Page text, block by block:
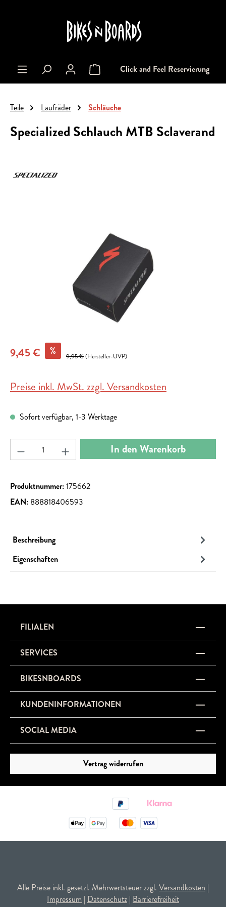
Warenkorb enthält 0 Positionen. Der
Click and Feel Reservierung
Teile Laufräder Schläuche
Specialized Schlauch MTB Sclaverand
9,45 € % 9,95 €(Hersteller-UVP)
Preise inkl. MwSt. zzgl. Versandkosten
Sofort verfügbar, 1-3 Werktage
Produkt Anzahl: Gib den gewünschten Wert ein
In den Warenkorb
Produktnummer:175662
EAN: 888818406593
Beschreibung
Eigenschaften
FILIALEN
SERVICES
BIKESNBOARDS
KUNDENINFORMATIONEN
SOCIAL MEDIA
Vertrag widerrufen
Alle Preise inkl. gesetzl. Mehrwertsteuer zzgl. Versandkosten |
Impressum | Datenschutz | Barrierefreiheit